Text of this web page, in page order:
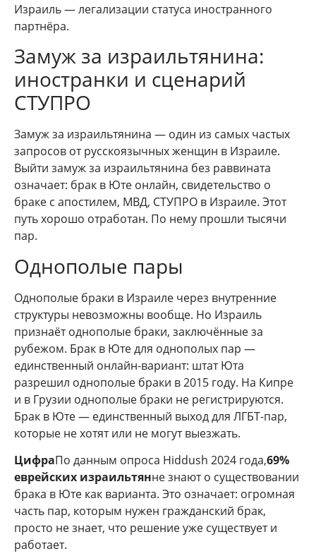
Израиль — легализации статуса иностранного
партнёра.
Замуж за израильтянина:
иностранки и сценарий
СТУПРО
Замуж за израильтянина — один из самых частых
запросов от русскоязычных женщин в Израиле.
Выйти замуж за израильтянина без раввината
означает: брак в Юте онлайн, свидетельство о
браке с апостилем, МВД, СТУПРО в Израиле. Этот
путь хорошо отработан. По нему прошли тысячи
пар.
Однополые пары
Однополые браки в Израиле через внутренние
структуры невозможны вообще. Но Израиль
признаёт однополые браки, заключённые за
рубежом. Брак в Юте для однополых пар —
единственный онлайн-вариант: штат Юта
разрешил однополые браки в 2015 году. На Кипре
и в Грузии однополые браки не регистрируются.
Брак в Юте — единственный выход для ЛГБТ-пар,
которые не хотят или не могут выезжать.
ЦифраПо данным опроса Hiddush 2024 года,69%
еврейских израильтянне знают о существовании
брака в Юте как варианта. Это означает: огромная
часть пар, которым нужен гражданский брак,
просто не знает, что решение уже существует и
работает.